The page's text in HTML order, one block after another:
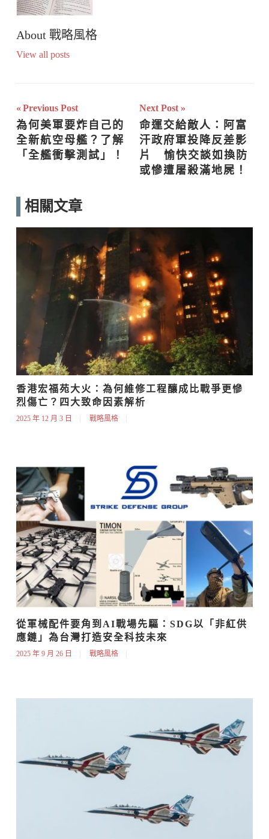
About 戰略風格
View all posts
文
章
導
Previous Post
為何美軍要炸自己的
全新航空母艦？了解
「全艦衝擊測試」！
Next Post
命運交給敵人：阿富
汗政府軍投降反差影
片   愉快交談如換防
或慘遭屠殺滿地屍！
相關文章
香港宏福苑大火：為何維修工程釀成比戰爭更慘
烈傷亡？四大致命因素解析
2025 年 12 月 3 日 戰略風格
從軍械配件要角到AI戰場先驅：SDG以「非紅供
應鏈」為台灣打造安全科技未來
2025 年 9 月 26 日 戰略風格